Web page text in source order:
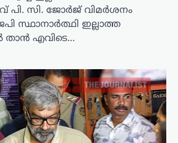
പി. സി. ജോർജ് വിമർശനം
സ്ഥാനാർത്ഥി ഇല്ലാത്ത
താൻ എവിടെ…